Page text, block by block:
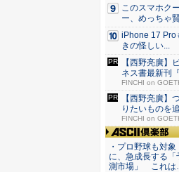
このスマホク
ー、めっちゃ
い。ただ冷...
iPhone 17 Pro
きの怪しい...
【西野亮廣】
ネス書最新刊
極星 僕...
FINCHI on
【西野亮廣】
りたいものを
できる環...
FINCHI on
ASCII倶楽部
・プロ野球も対象
に、急成長する「
測市場」 これ